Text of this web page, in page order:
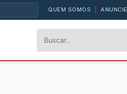
QUEM SOMOS ANUNCIE